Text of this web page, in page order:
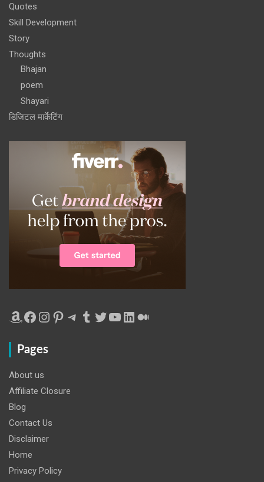
Quotes
Skill Development
Story
Thoughts
Bhajan
poem
Shayari
डिजिटल मार्केटिंग
Amazon
Facebook
Instagram
Pinterest
Telegram
Tumblr
Twitter
YouTube
LinkedIn
Medium
Pages
About us
Affiliate Closure
Blog
Contact Us
Disclaimer
Home
Privacy Policy